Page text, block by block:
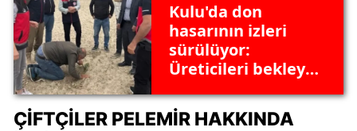
Kulu'da don
hasarının izleri
sürülüyor:
Üreticileri bekleyen
ÇIFTÇILER PELEMIR HAKKINDA